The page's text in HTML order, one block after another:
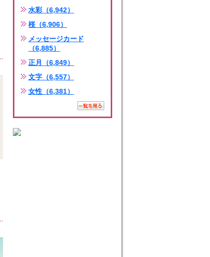
水彩（6,942）
桜（6,906）
メッセージカード
（6,885）
正月（6,849）
文字（6,557）
女性（6,381）